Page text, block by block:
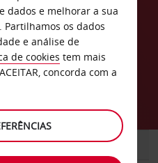
de Coffs
COMERCIAIS
dados e melhorar a sua
os dados
e análise de
de cookies tem mais
concorda com a